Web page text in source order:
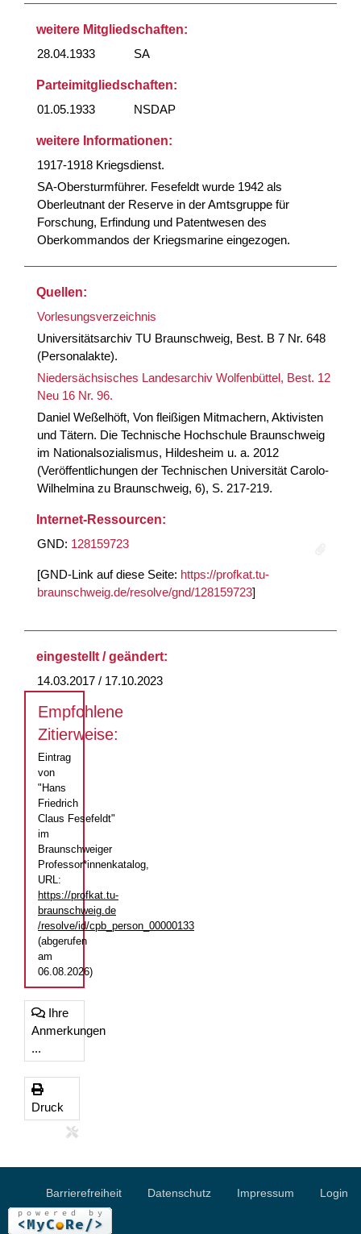
weitere Mitgliedschaften:
28.04.1933
SA
Parteimitgliedschaften:
01.05.1933
NSDAP
weitere Informationen:
1917-1918 Kriegsdienst.
SA-Obersturmführer. Fesefeldt wurde 1942 als
Oberleutnant der Reserve in der Amtsgruppe für
Forschung, Erfindung und Patentwesen des
Oberkommandos der Kriegsmarine eingezogen.
Quellen:
Vorlesungsverzeichnis
Universitätsarchiv TU Braunschweig, Best. B 7 Nr. 648
(Personalakte).
Niedersächsisches Landesarchiv Wolfenbüttel, Best. 12
Neu 16 Nr. 96.
Daniel Weßelhöft, Von fleißigen Mitmachern, Aktivisten
und Tätern. Die Technische Hochschule Braunschweig
im Nationalsozialismus, Hildesheim u. a. 2012
(Veröffentlichungen der Technischen Universität Carolo-
Wilhelmina zu Braunschweig, 6), S. 217-219.
Internet-Ressourcen:
GND: 128159723
[GND-Link auf diese Seite: https://profkat.tu-
braunschweig.de/resolve/gnd/128159723]
eingestellt / geändert:
14.03.2017 / 17.10.2023
Empfohlene
Zitierweise:
Eintrag
von
"Hans
Friedrich
Claus Fesefeldt"
im
Braunschweiger
Professor*innenkatalog,
URL:
https://profkat.tu-
braunschweig.de
/resolve/id/cpb_person_00000133
(abgerufen
am
06.08.2026)
Ihre
Anmerkungen
...
Druck
Barrierefreiheit Datenschutz Impressum Login